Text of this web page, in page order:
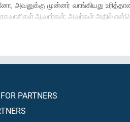
அவனுக்கு முன்னர் வாங்கியது
ஆவார்கள்; அவர்கள் அதில்
PARTNERS